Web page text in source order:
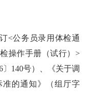
<公务员录用体检通
操作手册（试行）>
140号）、《关于调
的通知》（组厅字